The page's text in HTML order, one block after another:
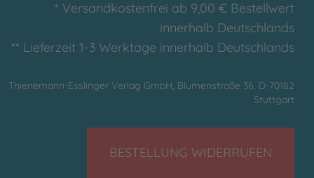
* Versandkostenfrei ab 9,00 € Bestellwert
innerhalb Deutschlands
** Lieferzeit 1-3 Werktage innerhalb Deutschlands
Thienemann-Esslinger Verlag GmbH, Blumenstraße 36, D-70182
Stuttgart
BESTELLUNG WIDERRUFEN